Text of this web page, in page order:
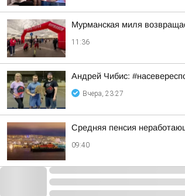
Мурманская миля
11:36
Андрей Чибис:
Вчера, 23:27
Средняя пенсия
09:40